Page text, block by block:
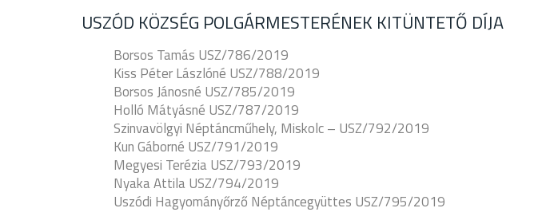
USZÓD KÖZSÉG POLGÁRMESTERÉNEK KITÜNTETŐ DÍJA
Borsos Tamás USZ/786/2019
Kiss Péter Lászlóné USZ/788/2019
Borsos Jánosné USZ/785/2019
Holló Mátyásné USZ/787/2019
Szinvavölgyi Néptáncműhely, Miskolc – USZ/792/2019
Kun Gáborné USZ/791/2019
Megyesi Terézia USZ/793/2019
Nyaka Attila USZ/794/2019
Uszódi Hagyományőrző Néptáncegyüttes USZ/795/2019